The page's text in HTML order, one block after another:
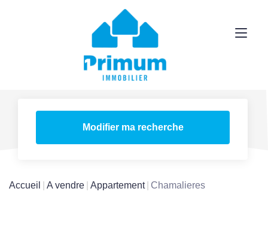
Modifier ma recherche
Accueil A vendre Appartement Chamalieres